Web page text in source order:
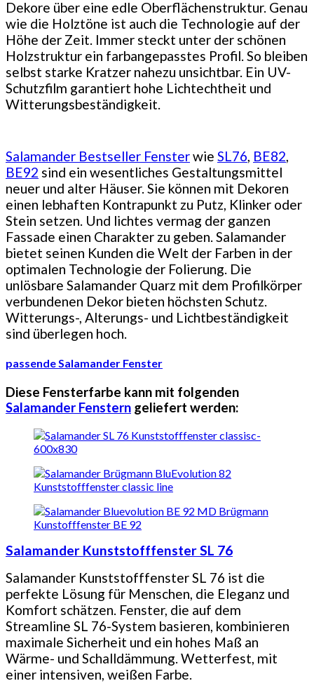
Dekore über eine edle Oberflächenstruktur. Genau
wie die Holztöne ist auch die Technologie auf der
Höhe der Zeit. Immer steckt unter der schönen
Holzstruktur ein farbangepasstes Profil. So bleiben
selbst starke Kratzer nahezu unsichtbar. Ein UV-
Schutzfilm garantiert hohe Lichtechtheit und
Witterungsbeständigkeit.
Salamander Bestseller Fensterwie SL76, BE82,
BE92 sind ein wesentliches Gestaltungsmittel
neuer und alter Häuser. Sie können mit Dekoren
einen lebhaften Kontrapunkt zu Putz, Klinker oder
Stein setzen. Und lichtes vermag der ganzen
Fassade einen Charakter zu geben. Salamander
bietet seinen Kunden die Welt der Farben in der
optimalen Technologie der Folierung. Die
unlösbare Salamander Quarz mit dem Profilkörper
verbundenen Dekor bieten höchsten Schutz.
Witterungs-, Alterungs- und Lichtbeständigkeit
sind überlegen hoch.
passende Salamander Fenster
Diese Fensterfarbe kann mit folgenden
Salamander Fenstern geliefert werden:
Salamander Kunststofffenster SL 76
Salamander Kunststofffenster SL 76 ist die
perfekte Lösung für Menschen, die Eleganz und
Komfort schätzen. Fenster, die auf dem
Streamline SL 76-System basieren, kombinieren
maximale Sicherheit und ein hohes Maß an
Wärme- und Schalldämmung. Wetterfest, mit
einer intensiven, weißen Farbe.